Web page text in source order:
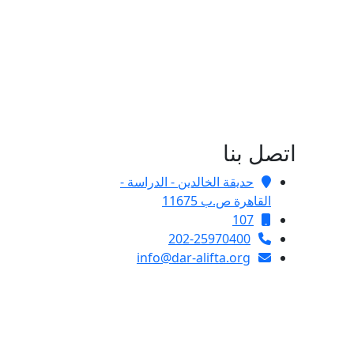
اتصل بنا
حديقة الخالدين - الدراسة -
القاهرة ص.ب 11675
107
202-25970400
info@dar-alifta.org